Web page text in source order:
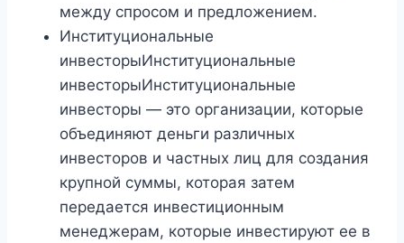
между спросом и предложением.
Институциональные
инвесторыИнституциональные
инвесторыИнституциональные
инвесторы — это организации, которые
объединяют деньги различных
инвесторов и частных лиц для создания
крупной суммы, которая затем
передается инвестиционным
менеджерам, которые инвестируют ее в